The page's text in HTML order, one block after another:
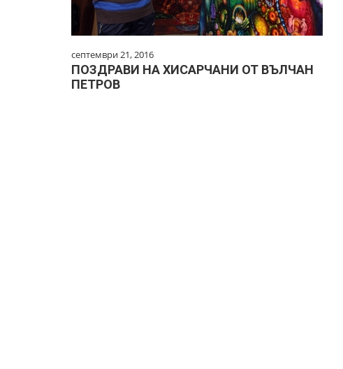
септември 21, 2016
ПОЗДРАВИ НА ХИСАРЧАНИ ОТ ВЪЛЧАН
ПЕТРОВ